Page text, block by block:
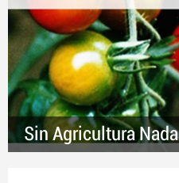
Sin Agricultura Nada